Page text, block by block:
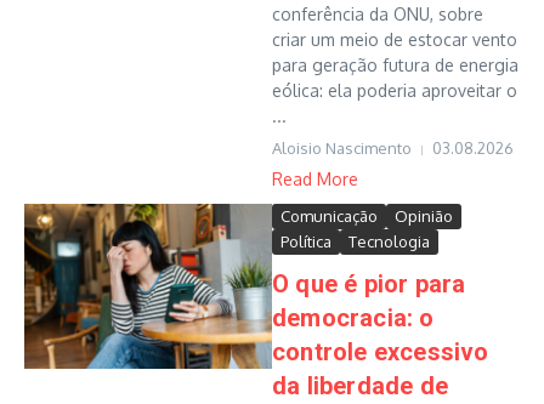
conferência da ONU, sobre
criar um meio de estocar vento
para geração futura de energia
eólica: ela poderia aproveitar o
...
Aloisio Nascimento 03.08.2026
Read More
Comunicação
Opinião
Política
Tecnologia
O que é pior para
democracia: o
controle excessivo
da liberdade de